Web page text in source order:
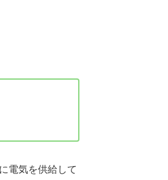
電気を供給して